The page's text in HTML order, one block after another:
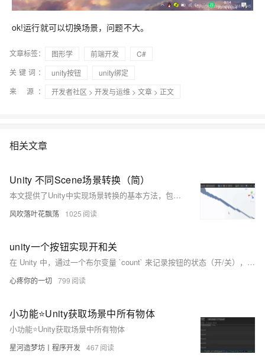
ok!运行就可以切换场景，问题不大。
文章标签： 图形学 前端开发
C#
关键词：
unity按钮
unity绑定
来 源：
开发者社区 > 开发与运维 > 文章 > 正文
相关文章
Unity 不同Scene场景转换（简）
本文提供了Unity中实现场景转换的基本方法，包括编写传送脚本、创建传送门和玩家对象，并通过触发器实现玩家触碰传送门时切换到另一个场景的功能。
风吹落叶花飘荡 1025
unity一个按钮实现开和关
在 Unity 中，通过一个布尔变量 `count` 来记录按钮的状态（开/关），并在点击事件中根据该变量的值执行不同操作。代码示例展示了两种方法：一种是通过计数器的奇偶性判断状态，另一种是直接取反布尔变量。每次点击后更新状态变量，从而实现按钮的开/关切换。
心疼你的一切 799
小功能⭐️Unity获取场景中所有物体
小功能⭐️Unity获取场景中所有物体
星河造梦坊丨程序开发 467